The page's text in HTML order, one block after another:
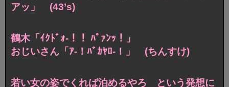
アッ」 (43’s)
鶴木「ｲｸﾄﾞｫ-！！ ﾊﾟｧﾝｯ！」
おじいさん「ｱ-！ﾊﾞｶﾔﾛ-！」 (ちんすけ)
若い女の姿でくれば泊めるやろ という発想に